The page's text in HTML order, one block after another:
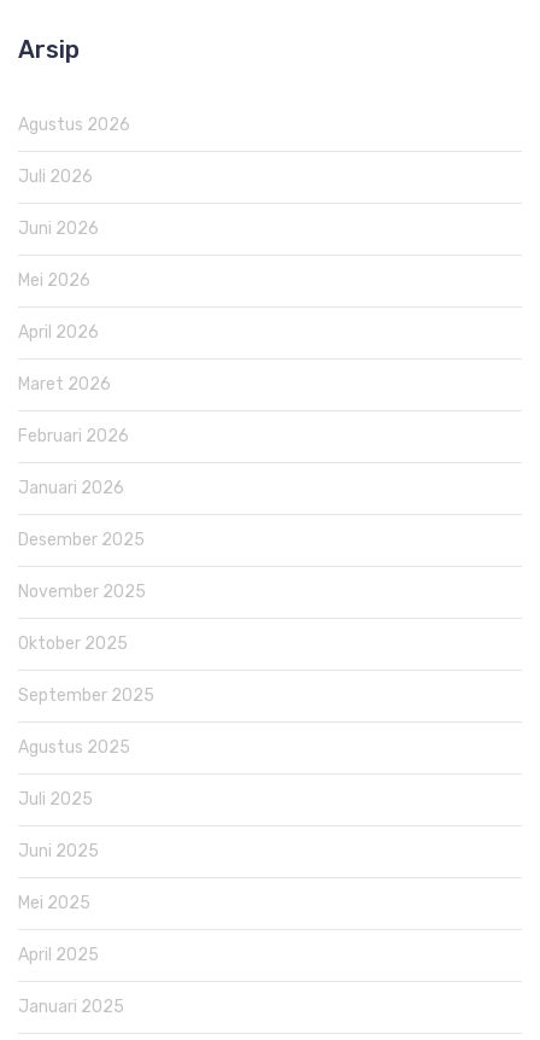
Arsip
Agustus 2026
Juli 2026
Juni 2026
Mei 2026
April 2026
Maret 2026
Februari 2026
Januari 2026
Desember 2025
November 2025
Oktober 2025
September 2025
Agustus 2025
Juli 2025
Juni 2025
Mei 2025
April 2025
Januari 2025